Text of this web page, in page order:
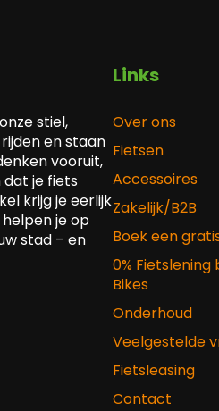
stiel,
en staan
vooruit,
dat je fiets
krijg je eerlijk
je op
stad – en
Links
Over ons
Fietsen
Accessoires
Zakelijk/B2B
Boek een
0% Fietslening
Bikes
Onderhoud
Veelgestelde
Fietsleasing
Contact